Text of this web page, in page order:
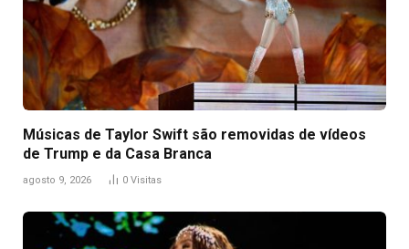
Músicas de Taylor Swift são removidas de vídeos
de Trump e da Casa Branca
agosto 9, 2026 0 Visitas